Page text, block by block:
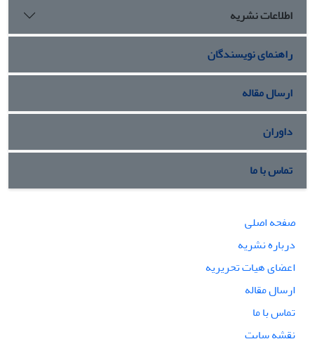
اطلاعات نشریه
راهنمای نویسندگان
ارسال مقاله
داوران
تماس با ما
صفحه اصلی
درباره نشریه
اعضای هیات تحریریه
ارسال مقاله
تماس با ما